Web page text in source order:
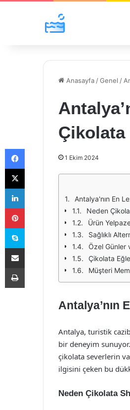
Anasayfa /Genel /
Çikolata
1 Ekim 2024
Antalya'nın En
Neden
Ürün
Sağlıklı
Özel Günler
Çikolata
Müşteri
Antalya’nın
Antalya, turistik
bir deneyim
çikolata severlerin
ilgisini çeken bu
Neden Çikolata
Facebook
X
LinkedIn
Pinterest
Skype
E-Posta ile paylaş